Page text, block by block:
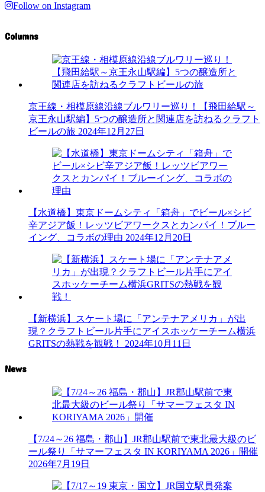
Follow on Instagram
Columns
京王線・相模原線沿線ブルワリー巡り！【飛田給駅～
京王永山駅編】5つの醸造所と関連店を訪ねるクラフト
ビールの旅 2024年12月27日
【水道橋】東京ドームシティ「箱舟」でビール×シビ
辛アジア飯！レッツビアワークスとカンパイ！ブルー
イング、コラボの理由 2024年12月20日
【新横浜】スケート場に「アンテナアメリカ」が出
現？クラフトビール片手にアイスホッケーチーム横浜
GRITSの熱戦を観戦！
2024年10月11日
News
【7/24～26 福島・郡山】JR郡山駅前で東北最大級のビ
ール祭り「サマーフェスタ IN KORIYAMA 2026」開催
2026年7月19日